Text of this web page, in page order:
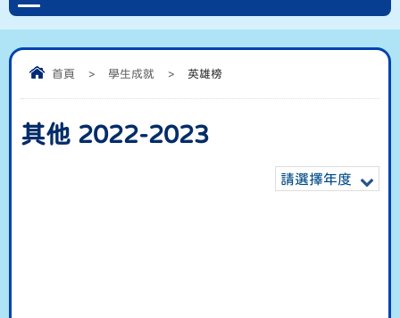
首頁 > 學生成就 > 英雄榜
其他 2022-2023
請選擇年度